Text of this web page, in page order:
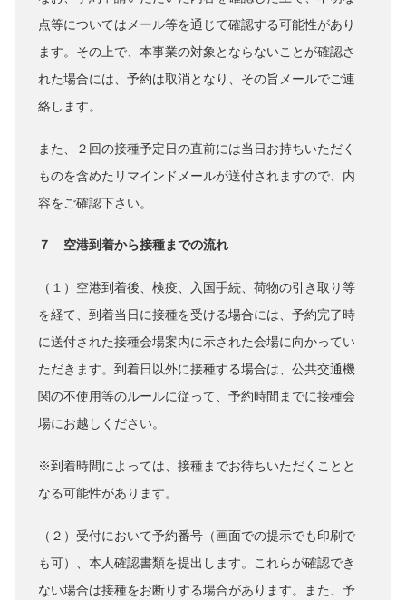
点等についてはメール等を通じて確認する可能性があり
ます。その上で、本事業の対象とならないことが確認さ
れた場合には、予約は取消となり、その旨メールでご連
絡します。
また、２回の接種予定日の直前には当日お持ちいただく
ものを含めたリマインドメールが送付されますので、内
容をご確認下さい。
７ 空港到着から接種までの流れ
（１）空港到着後、検疫、入国手続、荷物の引き取り等
を経て、到着当日に接種を受ける場合には、予約完了時
に送付された接種会場案内に示された会場に向かってい
ただきます。到着日以外に接種する場合は、公共交通機
関の不使用等のルールに従って、予約時間までに接種会
場にお越しください。
※到着時間によっては、接種までお待ちいただくことと
なる可能性があります。
（２）受付において予約番号（画面での提示でも印刷で
も可）、本人確認書類を提出します。これらが確認でき
ない場合は接種をお断りする場合があります。また、予